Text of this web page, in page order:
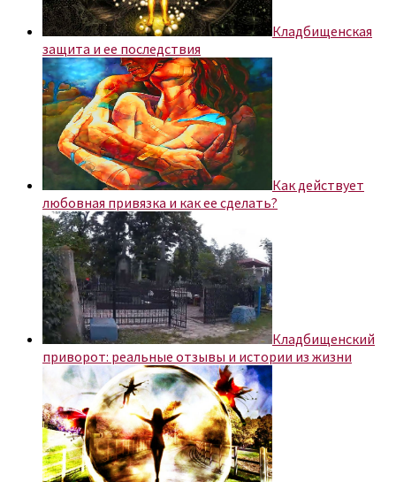
Кладбищенская
защита и ее последствия
Как действует
любовная привязка и как ее сделать?
Кладбищенский
приворот: реальные отзывы и истории из жизни